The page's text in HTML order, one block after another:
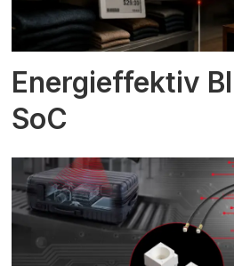
Energieffektiv
SoC